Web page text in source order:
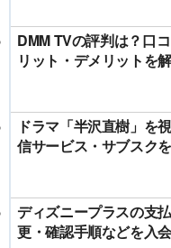
DMM TVの評判は？口
リット・デメリットを
ドラマ「半沢直樹」を
信サービス・サブスク
ディズニープラスの支
更・確認手順などを入